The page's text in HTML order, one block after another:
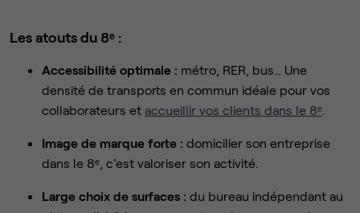
Les atouts du 8ᵉ :
Accessibilité optimale : métro, RER, bus… Une
densité de transports en commun idéale pour vos
collaborateurs et accueillir vos clients dans le 8ᵉ
Image de marque forte : domicilier son entreprise
dans le 8ᵉ, c’est valoriser son activité.
Large choix de surfaces : du bureau indépendant au